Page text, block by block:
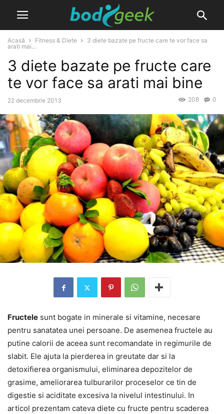
Acasă Fitness & Diete
3 diete bazate pe fructe care te vor face sa
arati mai...
3 diete bazate pe fructe care
te vor face sa arati mai bine
22 decembrie 2013 0
208
Fructele sunt bogate in minerale si vitamine, necesare
pentru sanatatea unei persoane. De asemenea fructele au
putine calorii de aceea sunt recomandate in regimurile de
slabit. Ele ajuta la pierderea in greutate dar si la
detoxifierea organismului, eliminarea depozitelor de
grasime, ameliorarea tulburarilor proceselor ce tin de
digestie si aciditate excesiva la nivelul intestinului. In
articol prezentam cateva diete cu fructe pentru scaderea